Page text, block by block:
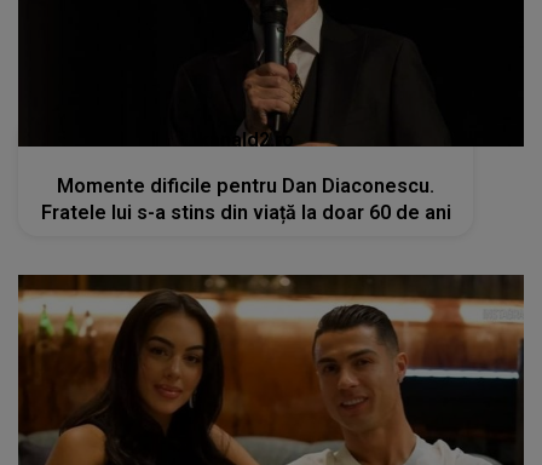
kanald2.ro
Momente dificile pentru Dan Diaconescu.
Fratele lui s-a stins din viață la doar 60 de ani